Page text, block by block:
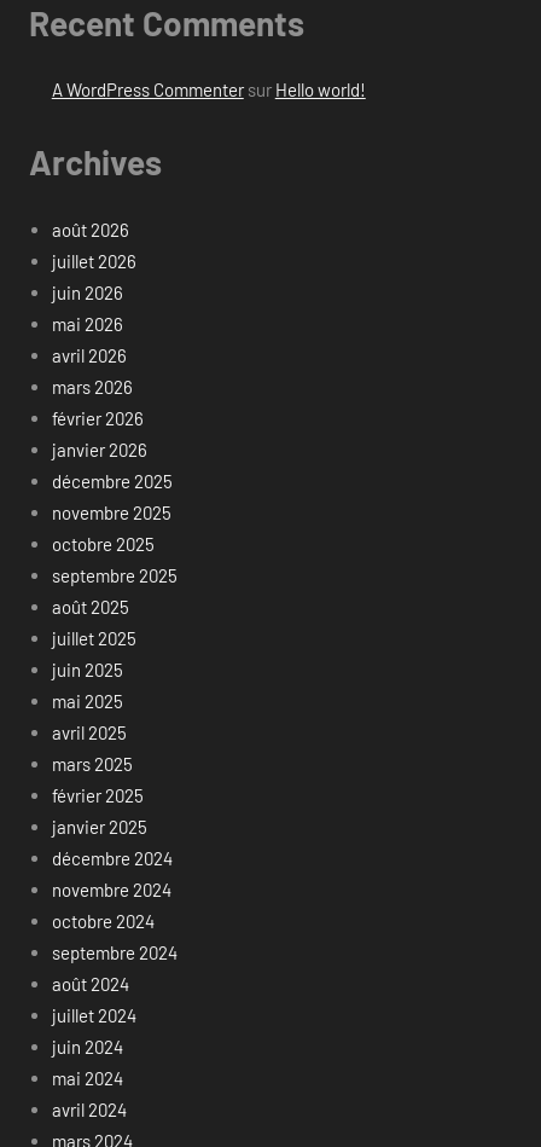
Recent Comments
A WordPress Commentersur Hello world!
Archives
août 2026
juillet 2026
juin 2026
mai 2026
avril 2026
mars 2026
février 2026
janvier 2026
décembre 2025
novembre 2025
octobre 2025
septembre 2025
août 2025
juillet 2025
juin 2025
mai 2025
avril 2025
mars 2025
février 2025
janvier 2025
décembre 2024
novembre 2024
octobre 2024
septembre 2024
août 2024
juillet 2024
juin 2024
mai 2024
avril 2024
mars 2024